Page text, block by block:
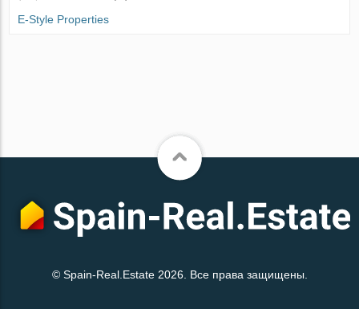
E-Style Properties
© Spain-Real.Estate 2026. Все права защищены.